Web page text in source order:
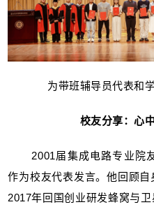
为带班辅导员代表和
校友分享：心
2001届集成电路专业院
作为校友代表发言。他回顾自
2017年回国创业研发蜂窝与